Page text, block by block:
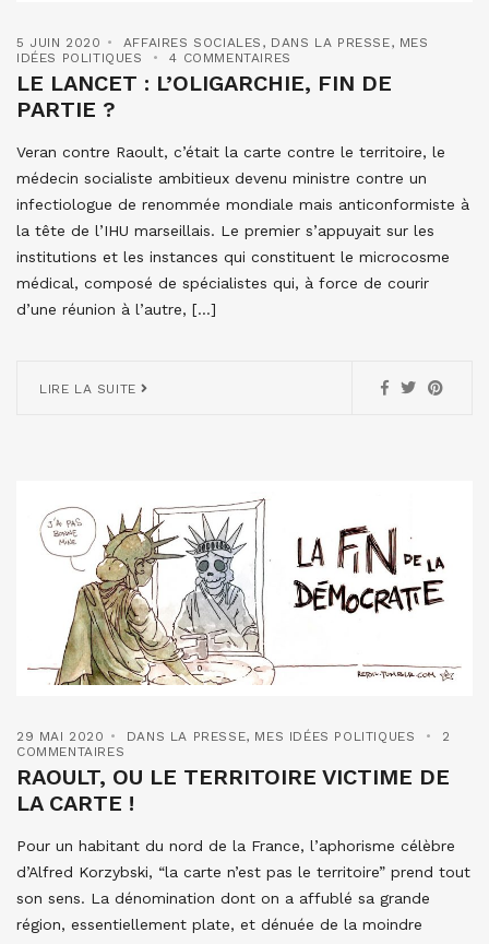
5 JUIN 2020 AFFAIRES SOCIALES , DANS LA PRESSE, MES
IDÉES POLITIQUES
4 COMMENTAIRES
LE LANCET : L’OLIGARCHIE, FIN DE
PARTIE ?
Veran contre Raoult, c’était la carte contre le territoire, le
médecin socialiste ambitieux devenu ministre contre un
infectiologue de renommée mondiale mais anticonformiste à
la tête de l’IHU marseillais. Le premier s’appuyait sur les
institutions et les instances qui constituent le microcosme
médical, composé de spécialistes qui, à force de courir
d’une réunion à l’autre, […]
LIRE LA SUITE
29 MAI 2020 DANS LA PRESSE, MES IDÉES POLITIQUES
2
COMMENTAIRES
RAOULT, OU LE TERRITOIRE VICTIME DE
LA CARTE !
Pour un habitant du nord de la France, l’aphorisme célèbre
d’Alfred Korzybski, “la carte n’est pas le territoire” prend tout
son sens. La dénomination dont on a affublé sa grande
région, essentiellement plate, et dénuée de la moindre